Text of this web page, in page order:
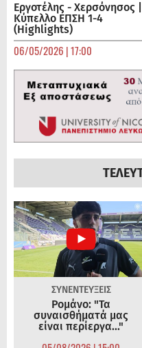
Εργοτέλης - Χερσόνησος |
Κύπελλο ΕΠΣΗ 1-4
(Highlights)
06/05/2026 | 17:00
ΣΥΝΕΝΤΕΥΞΕΙΣ
Ρομάνο: "Τα
συναισθήματά μας
είναι περίεργα..."